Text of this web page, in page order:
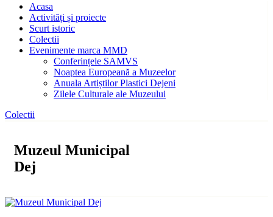
Acasa
Activități și proiecte
Scurt istoric
Colectii
Evenimente marca MMD
Conferințele SAMVS
Noaptea Europeană a Muzeelor
Anuala Artiștilor Plastici Dejeni
Zilele Culturale ale Muzeului
Colectii
Muzeul Municipal
Dej